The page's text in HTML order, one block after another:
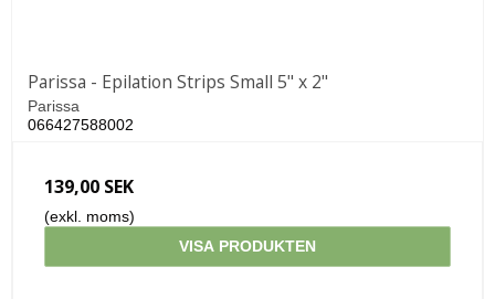
Parissa - Epilation Strips Small 5" x 2"
Parissa
066427588002
139,00 SEK
(exkl. moms)
VISA PRODUKTEN